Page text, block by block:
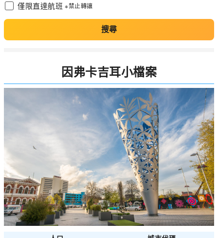
僅限直達航班 ※禁止轉讓
搜尋
因弗卡吉耳小檔案